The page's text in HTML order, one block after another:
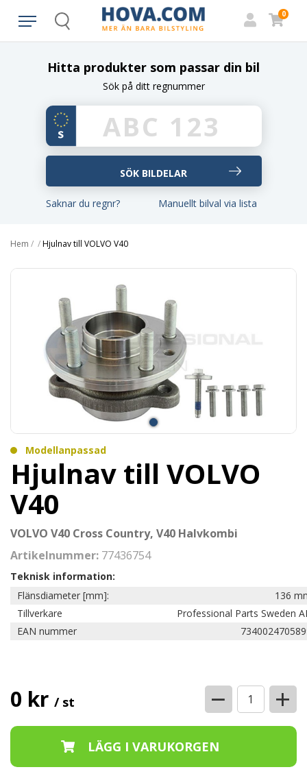
Search
0
Hitta produkter som passar din bil
Sök på ditt regnummer
Saknar du regnr? Manuellt bilval via lista
Hem / /Hjulnav till VOLVO V40
Modellanpassad
Hjulnav till VOLVO
V40
VOLVO V40 Cross Country, V40 Halvkombi
Artikelnummer: 77436754
Teknisk information:
Flänsdiameter [mm]:
136
Tillverkare
Professional Parts Sweden
EAN nummer
0 kr / st − +